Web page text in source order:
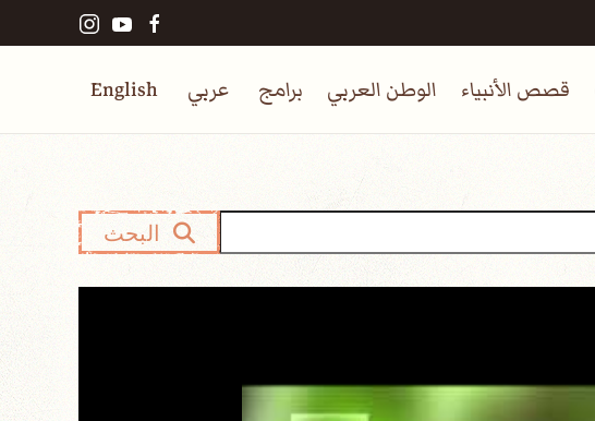
قصص الأنبياء الوطن العربي برامج عربي English
البحث